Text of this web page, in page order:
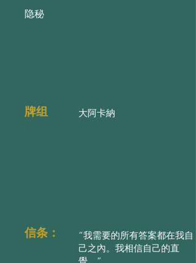
隐秘
牌组 大阿卡納
信条：
“我需要的所有答案都在我自
己之內。我相信自己的直